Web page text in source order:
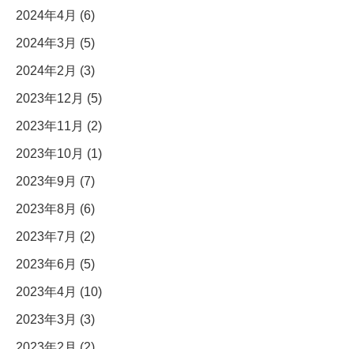
2024年4月 (6)
2024年3月 (5)
2024年2月 (3)
2023年12月 (5)
2023年11月 (2)
2023年10月 (1)
2023年9月 (7)
2023年8月 (6)
2023年7月 (2)
2023年6月 (5)
2023年4月 (10)
2023年3月 (3)